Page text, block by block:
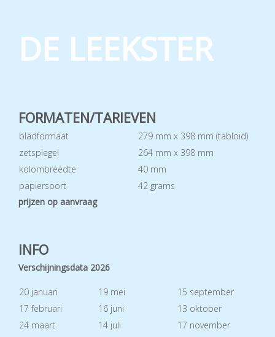
DE LEEKSTER
FORMATEN/TARIEVEN
bladformaat
279 mm x 398 mm (tabloid)
zetspiegel
264 mm x 398 mm
kolombreedte
40 mm
papiersoort
42 grams
prijzen op aanvraag
INFO
Verschijningsdata 2026
20 januari 19 mei
15 september
17 februari
16 juni
13 oktober
24 maart
14 juli
17 november